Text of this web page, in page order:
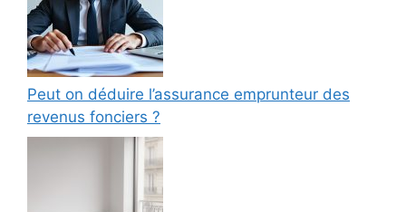
Peut on déduire l’assurance emprunteur des
revenus fonciers ?